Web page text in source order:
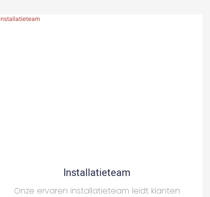
Installatieteam
Onze ervaren installatieteam leidt klanten